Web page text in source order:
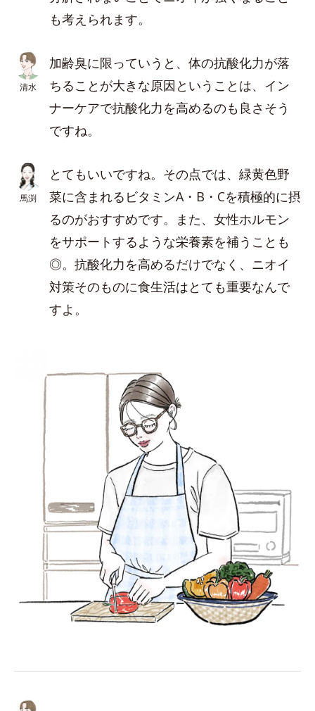
も考えられます。
清水
加齢臭に限っていうと、体の抗酸化力が落
ちることが大きな原因ということは、イン
ナーケアで抗酸化力を高めるのも良さそう
ですね。
馬渕
とてもいいですね。その点では、緑黄色野
菜に含まれるビタミンA・B・Cを積極的に摂
るのがおすすめです。また、女性ホルモン
をサポートするような栄養素を補うことも
◎。抗酸化力を高めるだけでなく、ニオイ
対策そのものに食生活はとても重要なんで
すよ。